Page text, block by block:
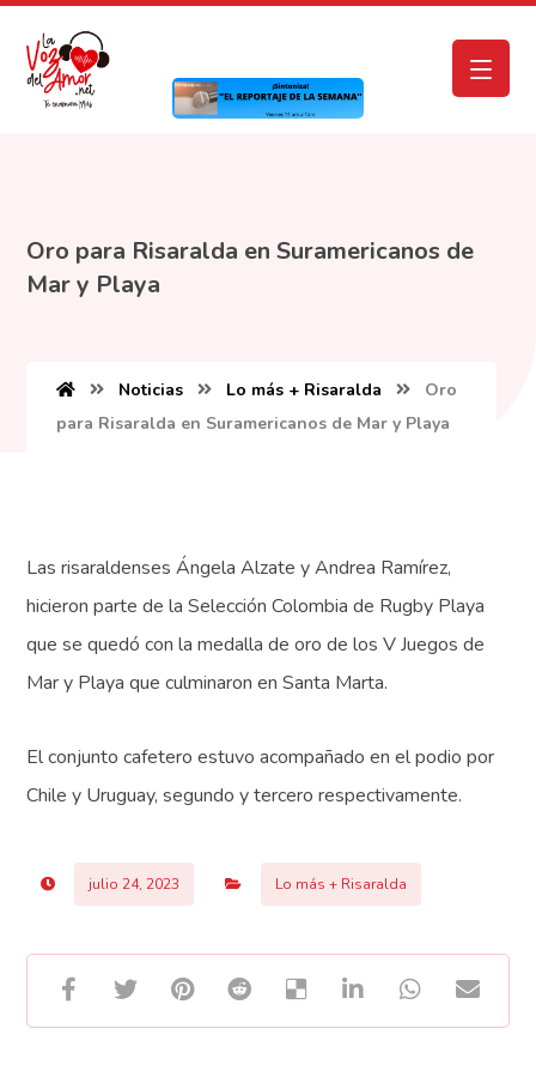
Oro para Risaralda en Suramericanos de
Mar y Playa
Noticias Lo más + Risaralda
Oro
para Risaralda en Suramericanos de Mar y Playa
Las risaraldenses Ángela Alzate y Andrea Ramírez,
hicieron parte de la Selección Colombia de Rugby Playa
que se quedó con la medalla de oro de los V Juegos de
Mar y Playa que culminaron en Santa Marta.
El conjunto cafetero estuvo acompañado en el podio por
Chile y Uruguay, segundo y tercero respectivamente.
julio 24, 2023 Lo más + Risaralda